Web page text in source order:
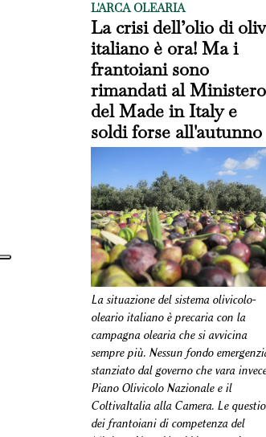
L'ARCA OLEARIA
La crisi dell’olio di
italiano è ora! Ma i
frantoiani sono
rimandati al Ministero
del Made in Italy e
soldi forse all'autunno
La situazione del sistema olivicolo-
oleario italiano è precaria con la
campagna olearia che si avvicina
sempre più. Nessun fondo
stanziato dal governo che vara
Piano Olivicolo Nazionale e il
ColtivaItalia alla Camera. Le
dei frantoiani di competenza del